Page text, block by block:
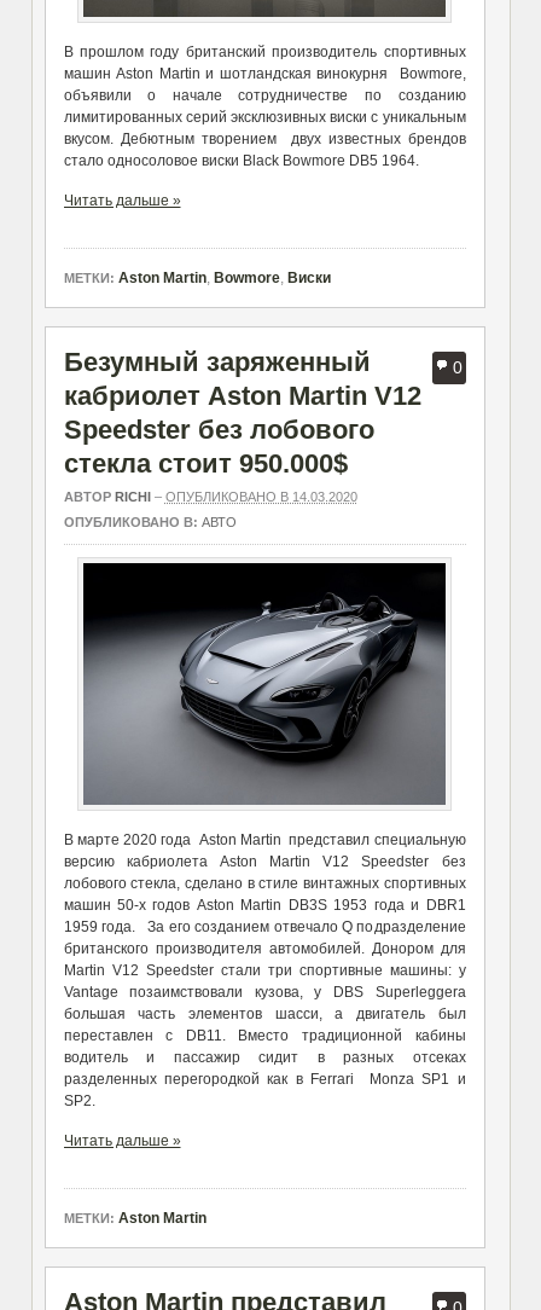
В прошлом году британский производитель спортивных
машин Aston Martin и шотландская винокурня Bowmore,
объявили о начале сотрудничестве по созданию
лимитированных серий эксклюзивных виски с уникальным
вкусом. Дебютным творением двух известных брендов
стало односоловое виски Black Bowmore DB5 1964.
Читать дальше »
МЕТКИ: Aston Martin, Bowmore, Виски
0
Безумный заряженный
кабриолет Aston Martin V12
Speedster без лобового
стекла стоит 950.000$
АВТОР RICHI– ОПУБЛИКОВАНО В 14.03.2020
ОПУБЛИКОВАНО В: АВТО
В марте 2020 года Aston Martin представил специальную
версию кабриолета Aston Martin V12 Speedster без
лобового стекла, сделано в стиле винтажных спортивных
машин 50-х годов Aston Martin DB3S 1953 года и DBR1
1959 года. За его созданием отвечало Q подразделение
британского производителя автомобилей. Донором для
Martin V12 Speedster стали три спортивные машины: у
Vantage позаимствовали кузова, у DBS Superleggera
большая часть элементов шасси, а двигатель был
переставлен с DB11. Вместо традиционной кабины
водитель и пассажир сидит в разных отсеках
разделенных перегородкой как в Ferrari Monza SP1 и
SP2.
Читать дальше »
МЕТКИ: Aston Martin
Aston Martin представил